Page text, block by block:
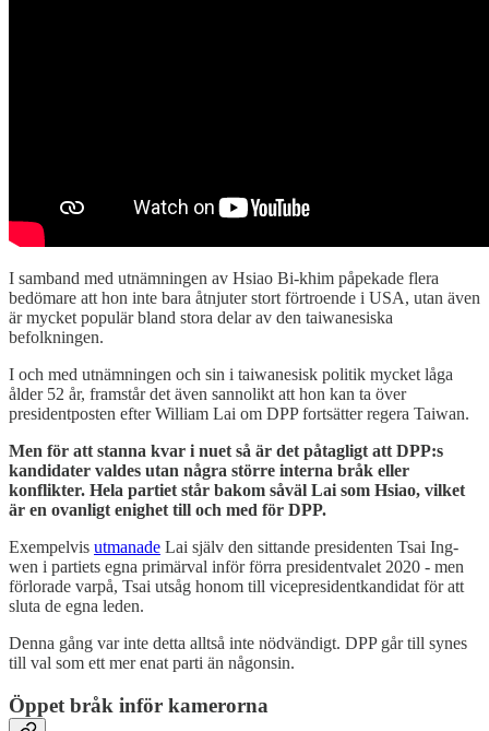
I samband med utnämningen av Hsiao Bi-khim påpekade flera
bedömare att hon inte bara åtnjuter stort förtroende i USA, utan även
är mycket populär bland stora delar av den taiwanesiska
befolkningen.
I och med utnämningen och sin i taiwanesisk politik mycket låga
ålder 52 år, framstår det även sannolikt att hon kan ta över
presidentposten efter William Lai om DPP fortsätter regera Taiwan.
Men för att stanna kvar i nuet så är det påtagligt att DPP:s
kandidater valdes utan några större interna bråk eller
konflikter. Hela partiet står bakom såväl Lai som Hsiao, vilket
är en ovanligt enighet till och med för DPP.
Exempelvis utmanade Lai själv den sittande presidenten Tsai Ing-
wen i partiets egna primärval inför förra presidentvalet 2020 - men
förlorade varpå, Tsai utsåg honom till vicepresidentkandidat för att
sluta de egna leden.
Denna gång var inte detta alltså inte nödvändigt. DPP går till synes
till val som ett mer enat parti än någonsin.
Öppet bråk inför kamerorna